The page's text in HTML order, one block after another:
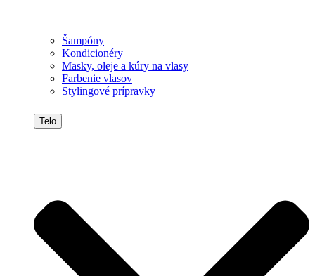
Šampóny
Kondicionéry
Masky, oleje a kúry na vlasy
Farbenie vlasov
Stylingové prípravky
Telo